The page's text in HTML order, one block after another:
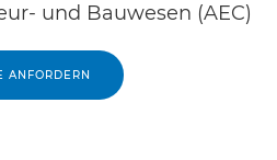
und Bauwesen (AEC)
ANFORDERN